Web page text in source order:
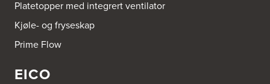
Power Hokksund
3300 Hokksund
Tel.:32-700000
http://www.expert.no
Bravida Trondheim
Platetopper med integrert ventilator
Kjøle- og fryseskap
Prime Flow
EICO